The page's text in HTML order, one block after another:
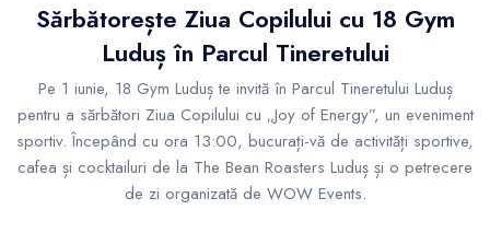
Sărbătorește Ziua Copilului cu 18 Gym
Luduș în Parcul Tineretului
Pe 1 iunie, 18 Gym Luduș te invită în Parcul Tineretului Luduș
pentru a sărbători Ziua Copilului cu „Joy of Energy”, un eveniment
sportiv. Începând cu ora 13:00, bucurați-vă de activități sportive,
cafea și cocktailuri de la The Bean Roasters Luduș și o petrecere
de zi organizată de WOW Events.